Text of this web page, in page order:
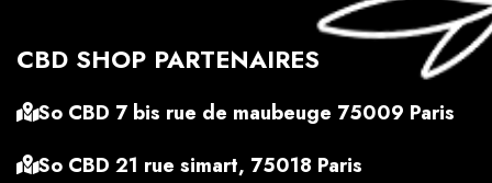
CBD SHOP PARTENAIRES
So CBD 7 bis rue de maubeuge 75009 Paris
So CBD 21 rue simart, 75018 Paris